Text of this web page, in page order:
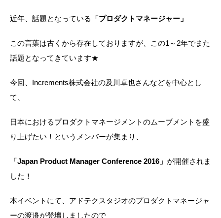
近年、話題となっている 「プロダクトマネージャー」
この言葉は古くから存在しておりますが、この1～2年でまた
話題となってきています★
今回、Increments株式会社の及川卓也さんなどを中心とし
て、
日本におけるプロダクトマネージメントのムーブメントを盛
り上げたい！というメンバーが集まり、
「Japan Product Manager Conference 2016」 が開催されま
した！
本イベントにて、アドテクスタジオのプロダクトマネージャ
ーの渡邉が登壇しましたので